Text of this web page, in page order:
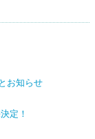
お知らせ
定！